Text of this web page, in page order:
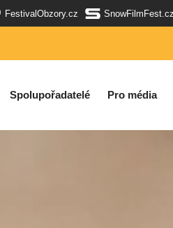
FestivalObzory.cz SnowFilmFest.cz
Spolupořadatelé Pro média